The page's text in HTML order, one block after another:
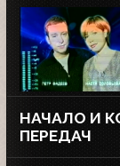
НАЧАЛО И
ПЕРЕДАЧ